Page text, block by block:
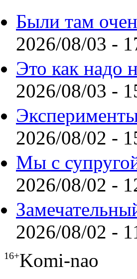
Были там
2026/08/03 -
Это как надо
2026/08/03 -
2026/08/02 -
Мы с
2026/08/02 -
2026/08/02 -
16+Komi-nao